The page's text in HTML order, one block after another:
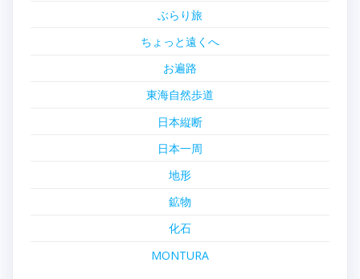
ぶらり旅
ちょっと遠くへ
お遍路
東海自然歩道
日本縦断
日本一周
地形
鉱物
化石
MONTURA